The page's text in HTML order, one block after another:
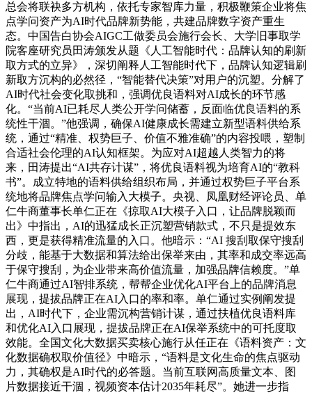
总会将联袂多方机构，依托专家智库力量，积极鞭策企业将焦
点学问资产为AI时代品牌新势能，共建品牌数字资产重生
态。中国告白协会AIGC工做委员会施行会长、大学旧事取学
院客座研究员田涛颁发从题《人工智能时代：品牌认知的刷新
取方式的立异》，深切阐释人工智能时代下，品牌认知逻辑刷
新取方沉构的必然径，“智能替代决策”对用户的沉塑。分解了
AI时代社会变化取挑和，强调优良语料对AI成长的环节感
化。“当前AI已耗尽人类公开学问储蓄，反面临优良语料的系
统性干涸。”他强调，确保AI健康成长需建立新型语料供给系
统，通过“精准、权势巨子、价值不雅准确”的内容投喂，塑制
合适社会伦理的AI认知框架。为应对AI超越人类智力的将
来，田涛提出“AI共存计谋”，将优良语料视为培育AI的“教科
书”。成立特地的语料供给组织布局，并通过权势巨子平台系
统地将品牌焦点学问输入大模子。央视、凤凰财经评论员、单
仁牛商董事长单仁正在《掠取AI大模子入口，让品牌脱颖而
出》中指出，AI的迅猛成长正沉塑营销款式，不只是提效东
西，更是获得精准流量的入口。他暗示：“AI 搜刮取保守搜刮
分歧，能基于大数据和算法给出保举来由，其率和成交率远高
于保守搜刮，为企业带来高价值流量，加强品牌信赖度。”单
仁牛商通过AI智排系统，帮帮企业优化AI平台上的品牌消息
展现，提拔品牌正在AI入口的率和率。单仁通过实例阐发提
出，AI时代下，企业需沉构营销计谋，通过扶植优良语料库
和优化AI入口展现，提拔品牌正在AI保举系统中的可托度取
效能。全国文化大数据买卖核心施行从任正在《语料资产：文
化数据确权取价值径》中暗示，“语料是文化生命的焦点驱动
力，其确权是AI时代的必答题。当前互联网高质量文本、图
片数据接近干涸，视频资本估计2035年耗尽”。她进一步指